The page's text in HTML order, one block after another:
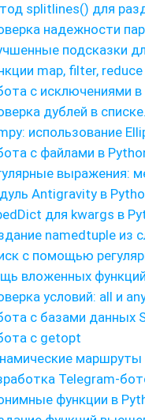
splitlines() для
надежности
подсказки
map, filter, reduce
с исключениями в
дублей в списке.
использование
с файлами в
выражения:
Antigravity в
для kwargs в
namedtuple из
с помощью
вложенных
условий: all и
с базами данных
с getopt
маршруты
Telegram-
функции в